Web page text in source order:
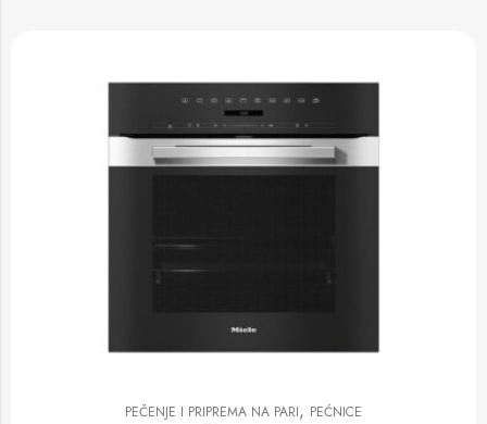
PEČENJE I PRIPREMA NA PARI, PEĆNICE